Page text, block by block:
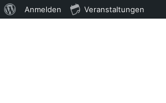
Über
Anmelden Veranstaltungen